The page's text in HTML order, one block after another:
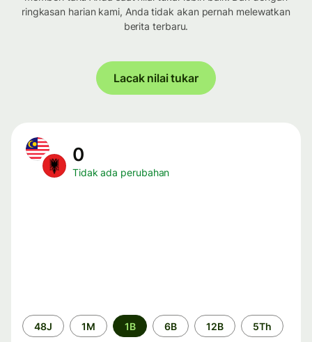
ringkasan harian kami, Anda tidak akan pernah melewatkan
berita terbaru.
Lacak nilai tukar
0
Tidak ada perubahan
Periode
waktu
48J 1M 1B 6B 12B 5Th